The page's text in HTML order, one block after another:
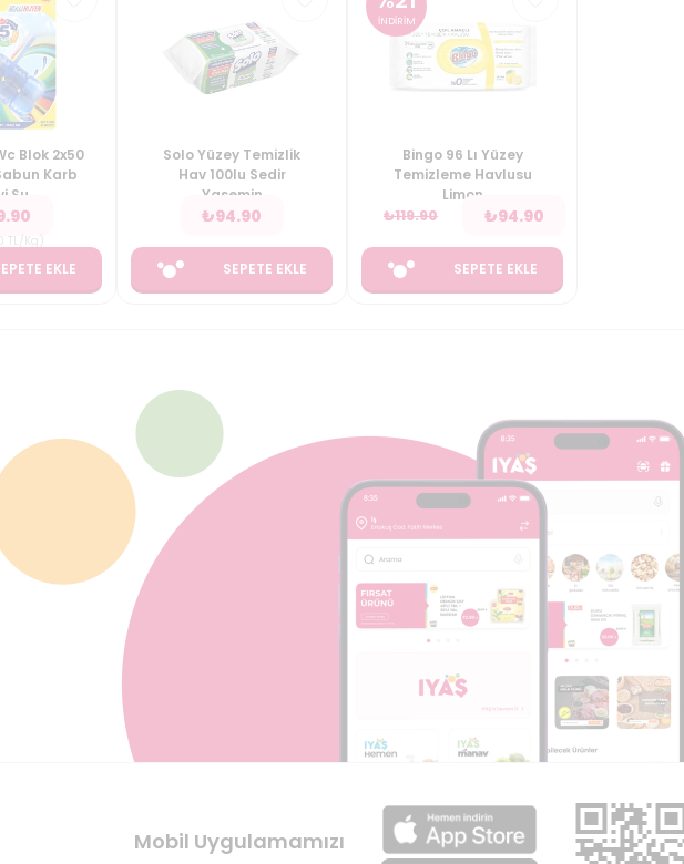
Blok 2x50
Karb
Su
EKLE
Solo Yüzey Temizlik
Hav 100lu Sedir
Yasemin
₺94.90
SEPETE EKLE
İNDİRİM
Bingo 96 Lı Yüzey
Temizleme Havlusu
Limon
₺119.90 ₺94.90
SEPETE EKLE
Mobil Uygulamamızı